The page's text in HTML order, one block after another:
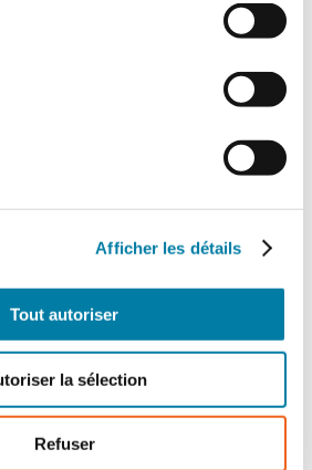
Afficher les détails
Tout autoriser
la sélection
Refuser
cardiaque efficace
. Grâce
ses compressions (fréquence,
cet article !